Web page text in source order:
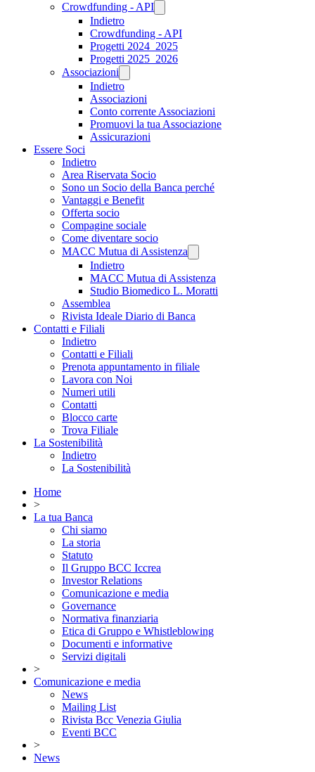
Crowdfunding - API
Indietro
Crowdfunding - API
Progetti 2024_2025
Progetti 2025_2026
Associazioni
Indietro
Associazioni
Conto corrente Associazioni
Promuovi la tua Associazione
Assicurazioni
Essere Soci
Indietro
Area Riservata Socio
Sono un Socio della Banca perché
Vantaggi e Benefit
Offerta socio
Compagine sociale
Come diventare socio
MACC Mutua di Assistenza
Indietro
MACC Mutua di Assistenza
Studio Biomedico L. Moratti
Assemblea
Rivista Ideale Diario di Banca
Contatti e Filiali
Indietro
Contatti e Filiali
Prenota appuntamento in filiale
Lavora con Noi
Numeri utili
Contatti
Blocco carte
Trova Filiale
La Sostenibilità
Indietro
La Sostenibilità
Home
>
La tua Banca
Chi siamo
La storia
Statuto
Il Gruppo BCC Iccrea
Investor Relations
Comunicazione e media
Governance
Normativa finanziaria
Etica di Gruppo e Whistleblowing
Documenti e informative
Servizi digitali
>
Comunicazione e media
News
Mailing List
Rivista Bcc Venezia Giulia
Eventi BCC
>
News